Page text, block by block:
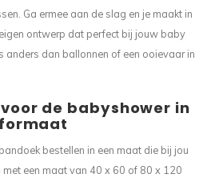
Ga ermee aan de slag en je maakt in
ontwerp dat perfect bij jouw baby
anders dan ballonnen of een ooievaar in
de babyshower in
bestellen in een maat die bij jou
een maat van 40 x 60 of 80 x 120